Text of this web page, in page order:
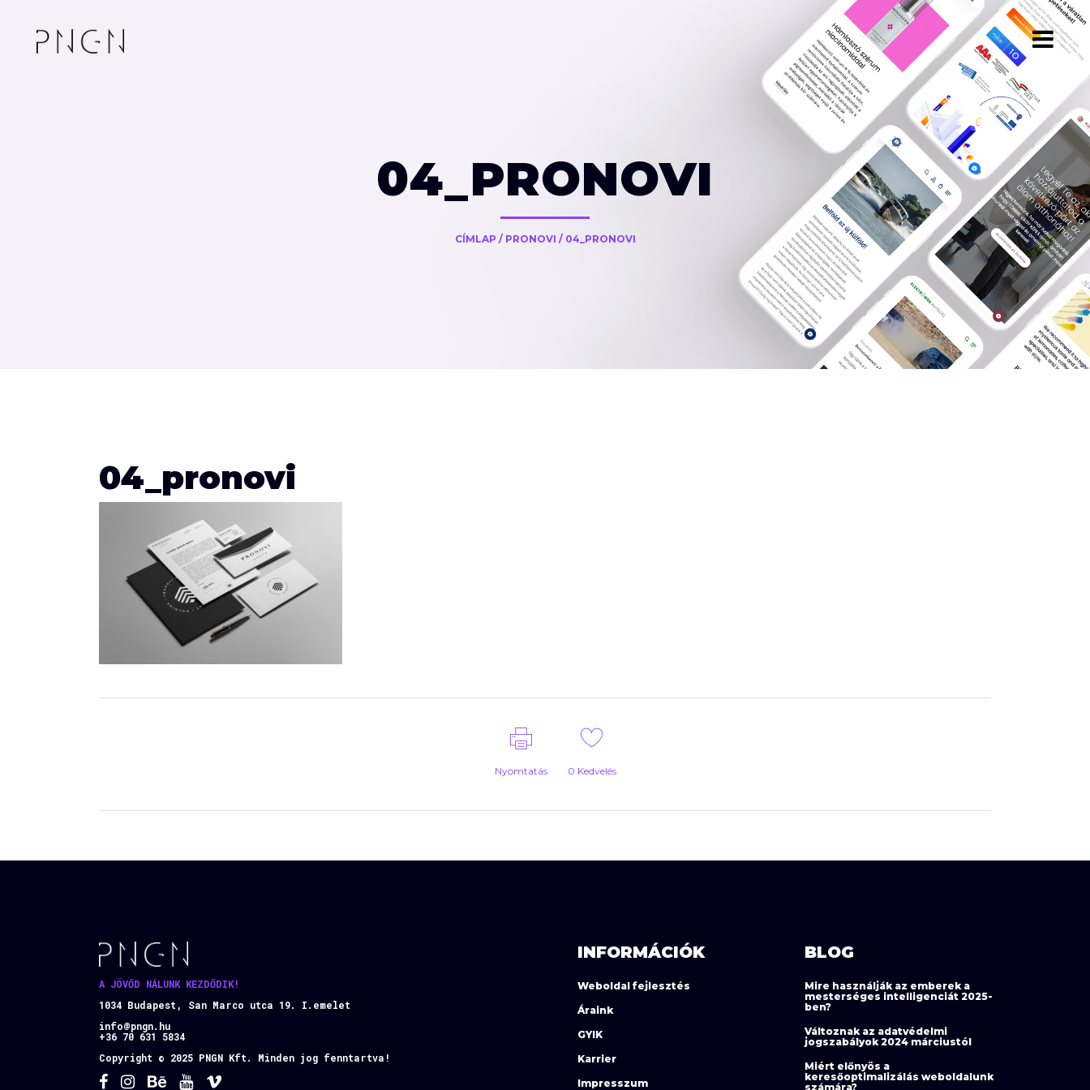
04_PRONOVI
CÍMLAP / PRONOVI / 04_PRONOVI
04_pronovi
Nyomtatás 0 Kedvelés
A JÖVŐD NÁLUNK KEZDŐDIK!
1034 Budapest, San Marco utca 19. I.emelet
info@pngn.hu
+36 70 631 5834
Copyright © 2025 PNGN Kft. Minden jog fenntartva!
INFORMÁCIÓK
Weboldal fejlesztés
Áraink
GYIK
Karrier
Impresszum
BLOG
Mire használják az emberek a
mesterséges intelligenciát 2025-
ben?
Változnak az adatvédelmi
jogszabályok 2024 márciustól
Miért előnyös a
keresőoptimalizálás weboldalunk
számára?